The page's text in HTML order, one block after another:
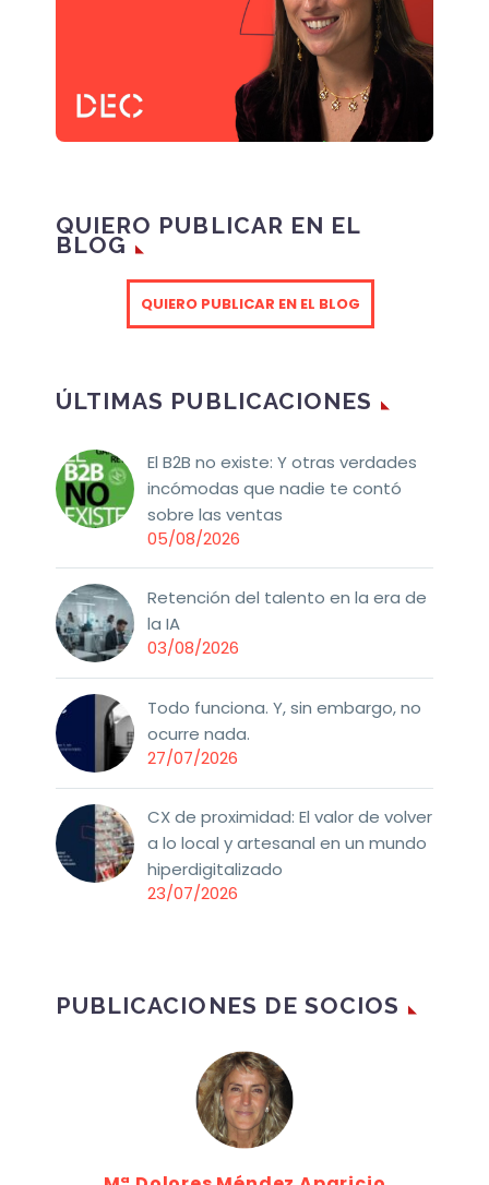
QUIERO PUBLICAR EN EL
BLOG
QUIERO PUBLICAR EN EL BLOG
ÚLTIMAS PUBLICACIONES
El B2B no existe: Y otras verdades
incómodas que nadie te contó
sobre las ventas
05/08/2026
Retención del talento en la era de
la IA
03/08/2026
Todo funciona. Y, sin embargo, no
ocurre nada.
27/07/2026
CX de proximidad: El valor de volver
a lo local y artesanal en un mundo
hiperdigitalizado
23/07/2026
PUBLICACIONES DE SOCIOS